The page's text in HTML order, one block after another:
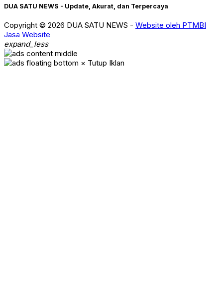
DUA SATU NEWS - Update, Akurat, dan Terpercaya
Copyright © 2026 DUA SATU NEWS - Website oleh PTMBI
Jasa Website
expand_less
× Tutup Iklan